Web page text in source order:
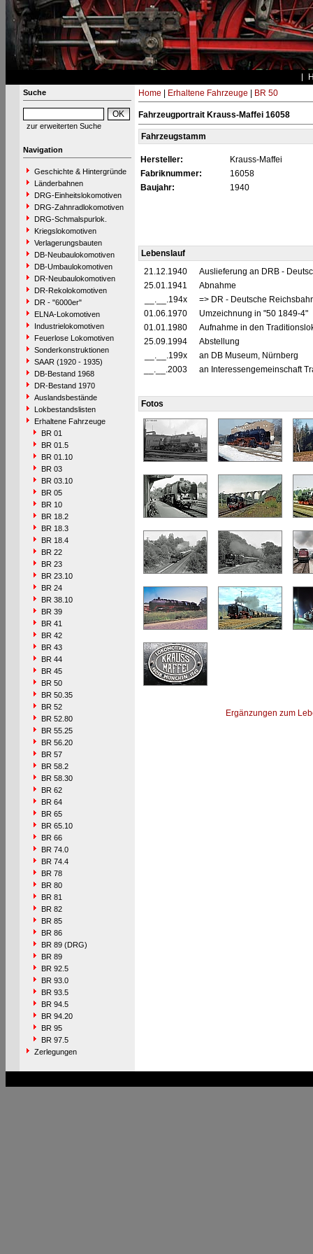
Suche
zur erweiterten Suche
Navigation
Geschichte & Hintergründe
Länderbahnen
DRG-Einheitslokomotiven
DRG-Zahnradlokomotiven
DRG-Schmalspurlok.
Kriegslokomotiven
Verlagerungsbauten
DB-Neubaulokomotiven
DB-Umbaulokomotiven
DR-Neubaulokomotiven
DR-Rekolokomotiven
DR - "6000er"
ELNA-Lokomotiven
Industrielokomotiven
Feuerlose Lokomotiven
Sonderkonstruktionen
SAAR (1920 - 1935)
DB-Bestand 1968
DR-Bestand 1970
Auslandsbestände
Lokbestandslisten
Erhaltene Fahrzeuge
BR 01
BR 01.5
BR 01.10
BR 03
BR 03.10
BR 05
BR 10
BR 18.2
BR 18.3
BR 18.4
BR 22
BR 23
BR 23.10
BR 24
BR 38.10
BR 39
BR 41
BR 42
BR 43
BR 44
BR 45
BR 50
BR 50.35
BR 52
BR 52.80
BR 55.25
BR 56.20
BR 57
BR 58.2
BR 58.30
BR 62
BR 64
BR 65
BR 65.10
BR 66
BR 74.0
BR 74.4
BR 78
BR 80
BR 81
BR 82
BR 85
BR 86
BR 89 (DRG)
BR 89
BR 92.5
BR 93.0
BR 93.5
BR 94.5
BR 94.20
BR 95
BR 97.5
Zerlegungen
Home Erhaltene Fahrzeuge BR 50
Fahrzeugportrait Krauss-Maffei 16058
Fahrzeugstamm
Hersteller:
Krauss-Maffei
Fabriknummer:
16058
Baujahr:
1940
Lebenslauf
21.12.1940
Auslieferung an DRB -
25.01.1941
Abnahme
__.__.194x
=> DR - Deutsche
01.06.1970
Umzeichnung in "50 1849-4"
01.01.1980
Aufnahme in den
25.09.1994
Abstellung
__.__.199x
an DB Museum, Nürnberg
__.__.2003
an Interessengemeinschaft
Fotos
Ergänzungen zum